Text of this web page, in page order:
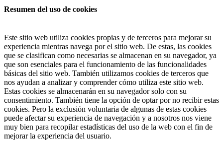
Resumen del uso de cookies
Este sitio web utiliza cookies propias y de terceros para mejorar su
experiencia mientras navega por el sitio web. De estas, las cookies
que se clasifican como necesarias se almacenan en su navegador, ya
que son esenciales para el funcionamiento de las funcionalidades
básicas del sitio web. También utilizamos cookies de terceros que
nos ayudan a analizar y comprender cómo utiliza este sitio web.
Estas cookies se almacenarán en su navegador solo con su
consentimiento. También tiene la opción de optar por no recibir estas
cookies. Pero la exclusión voluntaria de algunas de estas cookies
puede afectar su experiencia de navegación y a nosotros nos viene
muy bien para recopilar estadísticas del uso de la web con el fin de
mejorar la experiencia del usuario.